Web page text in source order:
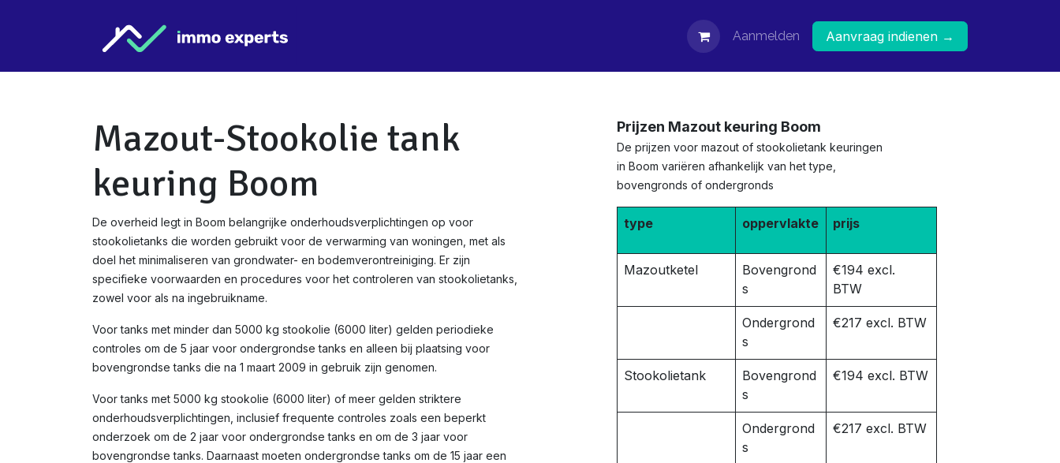
Contact Aanmelden Aanvraag indienen →
Mazout-Stookolie tank
keuring Boom
De overheid legt in Boom belangrijke onderhoudsverplichtingen op voor
stookolietanks die worden gebruikt voor de verwarming van woningen, met als
doel het minimaliseren van grondwater- en bodemverontreiniging. Er zijn
specifieke voorwaarden en procedures voor het controleren van stookolietanks,
zowel voor als na ingebruikname.
Voor tanks met minder dan 5000 kg stookolie (6000 liter) gelden periodieke
controles om de 5 jaar voor ondergrondse tanks en alleen bij plaatsing voor
bovengrondse tanks die na 1 maart 2009 in gebruik zijn genomen.
Voor tanks met 5000 kg stookolie (6000 liter) of meer gelden striktere
onderhoudsverplichtingen, inclusief frequente controles zoals een beperkt
onderzoek om de 2 jaar voor ondergrondse tanks en om de 3 jaar voor
bovengrondse tanks. Daarnaast moeten ondergrondse tanks om de 15 jaar een
Prijzen Mazout keuring Boom
De prijzen voor mazout of stookolietank keuringen
in Boom variëren afhankelijk van het type,
bovengronds of ondergronds
type oppervlakte prijs
Mazoutketel
Bovengrond
s
€194 excl.
BTW
Ondergrond
s
€217 excl. BTW
Stookolietank
Bovengrond
s
€194 excl. BTW
Ondergrond
s
€217 excl. BTW